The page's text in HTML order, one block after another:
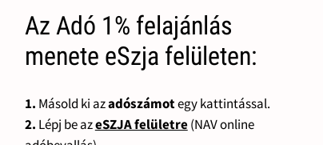
Az Adó 1% felajánlás
menete eSzja felületen:
1. Másold ki azadószámotegy kattintással.
2. Lépj be azeSZJA felületre(NAV online